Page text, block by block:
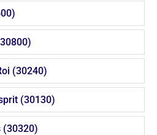
(30240)
(30130)
(30320)